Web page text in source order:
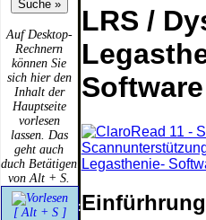
LRS /
Software
Einfürhrung
Auf Desktop-
Rechnern
können Sie
sich hier den
Inhalt der
Hauptseite
vorlesen
lassen. Das
geht auch
duch Betätigen
von Alt + S.
[ Alt + S ]
QR
Code:
Versandkosten DHL
Standard bis 5kg
Deutschland
Nachnahme:
8.95 €
Deutschland
€
Deutschland
PayPal: 6.95 €
EU (inkl.
Vorkasse: